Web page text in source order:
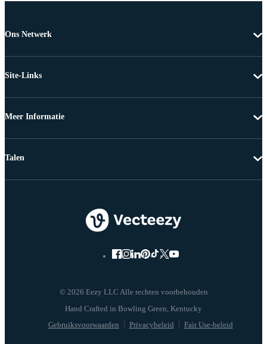
Ons Netwerk
Site-Links
Meer Informatie
© 2026 Eezy LLC Alle rechten voorbehouden
Gebruiksvoorwaarden Privacybeleid Fair Use-beleid
Talen